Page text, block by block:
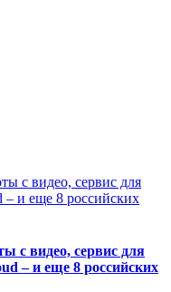
с видео, сервис для
– и еще 8 российских